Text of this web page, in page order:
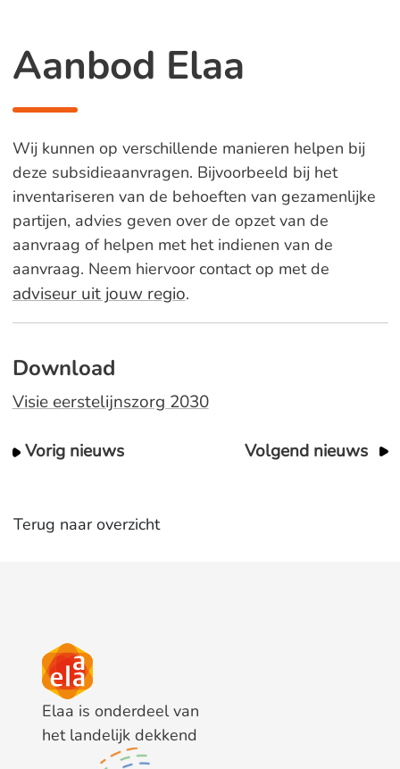
Aanbod Elaa
Wij kunnen op verschillende manieren helpen bij
deze subsidieaanvragen. Bijvoorbeeld bij het
inventariseren van de behoeften van gezamenlijke
partijen, advies geven over de opzet van de
aanvraag of helpen met het indienen van de
aanvraag. Neem hiervoor contact op met de
adviseur uit jouw regio.
Download
Visie eerstelijnszorg 2030
Vorig nieuws Volgend nieuws
Terug naar overzicht
Elaa is onderdeel van
het landelijk dekkend